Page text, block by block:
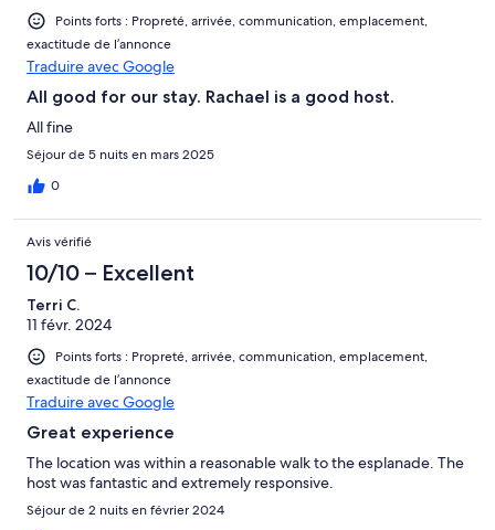
Points forts : Propreté, arrivée, communication, emplacement,
exactitude de l’annonce
Traduire avec Google
All good for our stay. Rachael is a good host.
All fine
Séjour de 5 nuits en mars 2025
0
Avis vérifié
10/10 – Excellent
Terri C.
11 févr. 2024
Points forts : Propreté, arrivée, communication, emplacement,
exactitude de l’annonce
Traduire avec Google
Great experience
The location was within a reasonable walk to the esplanade. The
host was fantastic and extremely responsive.
Séjour de 2 nuits en février 2024